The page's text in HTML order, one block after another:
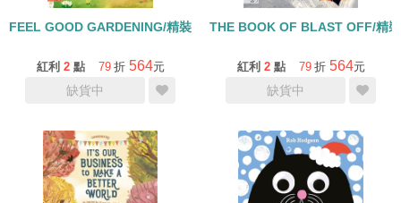
FEEL GOOD GARDENING/精裝繪本
紅利 2 點 79 折 564元
缺貨中
THE BOOK OF BLAST OFF/精
紅利 2 點 79 折 564元
缺貨中